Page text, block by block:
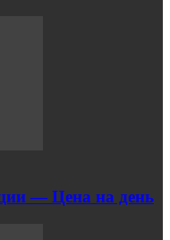
— Цена на день